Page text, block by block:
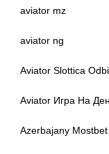
aviator mz
aviator ng
Aviator Slottica
Aviator Игра На
Azerbajany Mostbet